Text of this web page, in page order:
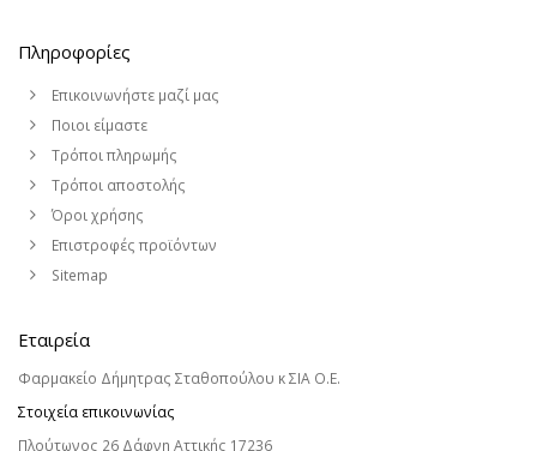
Πληροφορίες
Επικοινωνήστε μαζί μας
Ποιοι είμαστε
Τρόποι πληρωμής
Τρόποι αποστολής
Όροι χρήσης
Επιστροφές προϊόντων
Sitemap
Εταιρεία
Φαρμακείο Δήμητρας Σταθοπούλου κ ΣΙΑ Ο.Ε.
Στοιχεία επικοινωνίας
Πλούτωνος 26 Δάφνη Αττικής 17236